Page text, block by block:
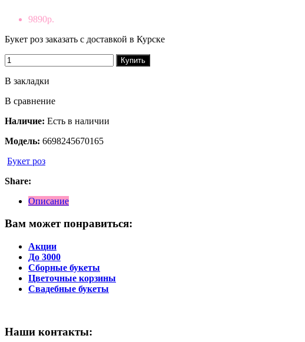
9890р.
Букет роз заказать с доставкой в Курске
Купить
В закладки
В сравнение
Наличие: Есть в наличии
Модель: 6698245670165
Букет роз
Share:
Описание
Вам может понравиться:
Акции
До 3000
Сборные букеты
Цветочные корзины
Свадебные букеты
Наши контакты: